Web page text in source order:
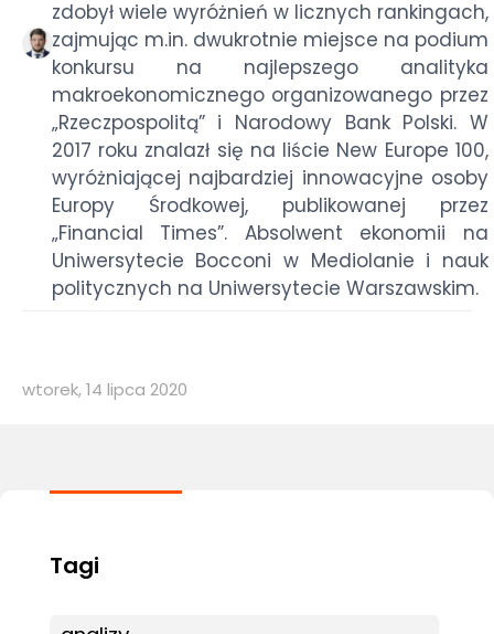
zdobył wiele wyróżnień w licznych rankingach,
zajmując m.in. dwukrotnie miejsce na podium
konkursu na najlepszego analityka
makroekonomicznego organizowanego przez
„Rzeczpospolitą” i Narodowy Bank Polski. W
2017 roku znalazł się na liście New Europe 100,
wyróżniającej najbardziej innowacyjne osoby
Europy Środkowej, publikowanej przez
„Financial Times”. Absolwent ekonomii na
Uniwersytecie Bocconi w Mediolanie i nauk
politycznych na Uniwersytecie Warszawskim.
wtorek, 14 lipca 2020